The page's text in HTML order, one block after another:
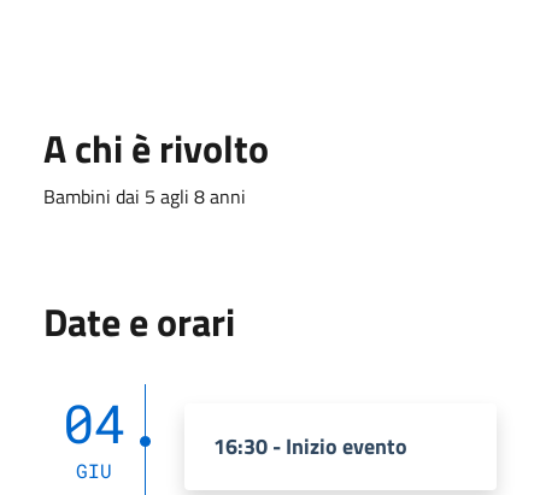
A chi è rivolto
Bambini dai 5 agli 8 anni
Date e orari
04
GIU
16:30 - Inizio evento